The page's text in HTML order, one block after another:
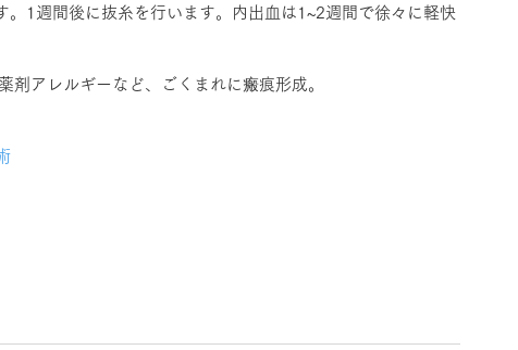
。1週間後に抜糸を行います。内出血は1~2週間で徐々に軽快
剤アレルギーなど、ごくまれに瘢痕形成。